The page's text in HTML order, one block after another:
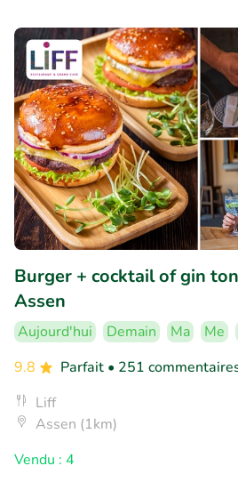
Burger + cocktail of gin
Assen
Aujourd'hui Demain Ma Me
9.8
Parfait • 251
Liff
Assen (1km)
Vendu : 4